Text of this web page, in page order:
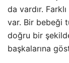
da vardır.
var. Bir bebeği
doğru bir
başkalarına